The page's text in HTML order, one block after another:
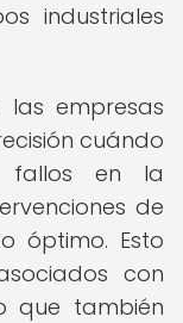
industriales
empresas
cuándo
fallos en la
de
óptimo. Esto
con
que también